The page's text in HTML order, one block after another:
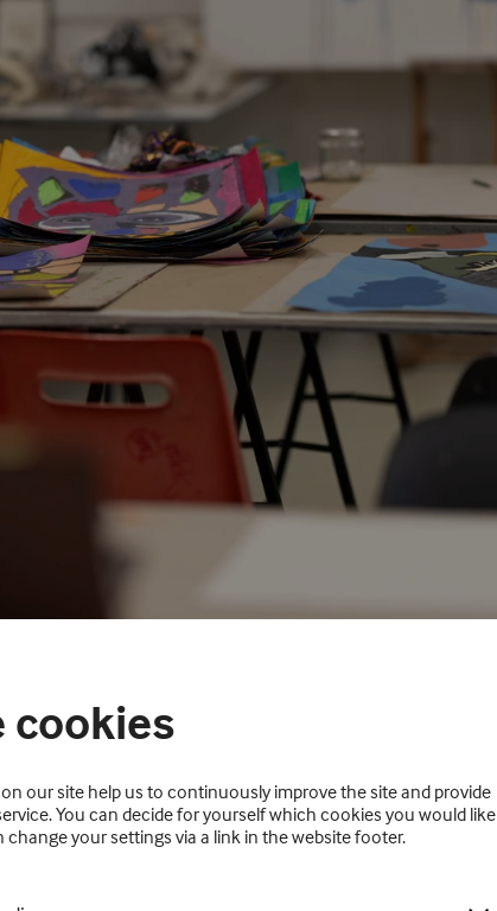
cookies
our site help us to continuously improve the site and provide
You can decide for yourself which cookies you would like
change your settings via a link in the website footer.